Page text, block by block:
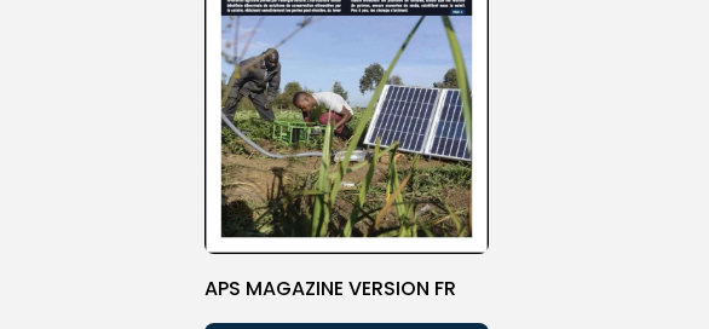
APS MAGAZINE VERSION FR